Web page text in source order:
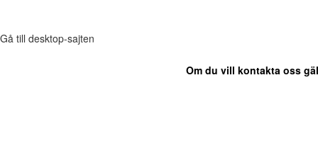
Gå till desktop-sajten
Om du vill kontakta oss